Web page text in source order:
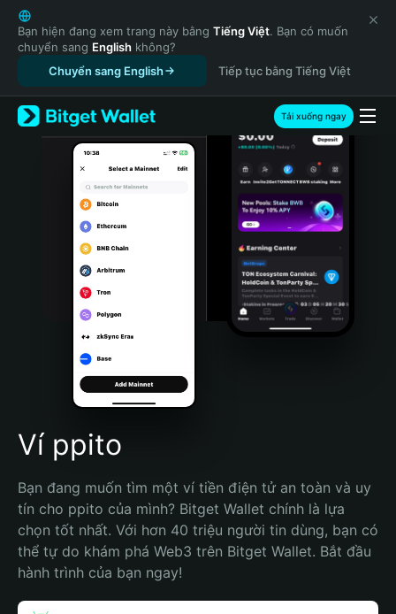
English
日本語
Tiếng Việt
Русский
Español (Latinoamérica)
Türkçe
Italiano
Português (Portugal)
Bahasa Indonesia
Português (Brasil)
Español (Argentina)
Bạn hiện đang xem trang này bằng Tiếng Việt. Bạn có muốn
chuyển sang English không?
Chuyển sang English
Tiếp tục bằng Tiếng Việt
Tải xuống ngay
Ví ppito
Bạn đang muốn tìm một ví tiền điện tử an toàn và uy
tín cho ppito của mình? Bitget Wallet chính là lựa
chọn tốt nhất. Với hơn 40 triệu người tin dùng, bạn có
thể tự do khám phá Web3 trên Bitget Wallet. Bắt đầu
hành trình của bạn ngay!